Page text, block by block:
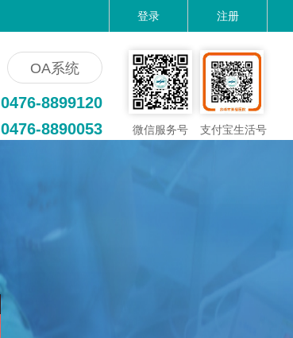
登录 注册
OA系统
0476-8899120
0476-8890053 微信服务号 支付宝生活号